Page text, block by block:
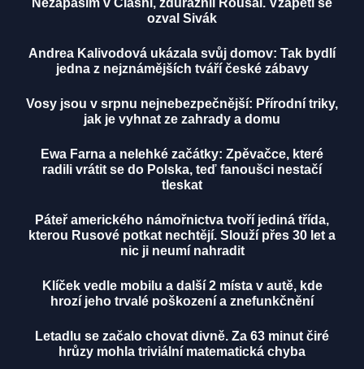
ozval Sivák
Andrea Kalivodová ukázala svůj domov: Tak bydlí
jedna z nejznámějších tváří české zábavy
Vosy jsou v srpnu nejnebezpečnější: Přírodní triky,
jak je vyhnat ze zahrady a domu
Ewa Farna a nelehké začátky: Zpěvačce, které
radili vrátit se do Polska, teď fanoušci nestačí
tleskat
Páteř amerického námořnictva tvoří jediná třída,
kterou Rusové potkat nechtějí. Slouží přes 30 let a
nic ji neumí nahradit
Klíček vedle mobilu a další 2 místa v autě, kde
hrozí jeho trvalé poškození a znefunkčnění
Letadlu se začalo chovat divně. Za 63 minut čiré
hrůzy mohla triviální matematická chyba